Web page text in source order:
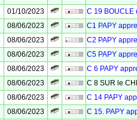
01/10/2023
C 19 BOUCLE
08/06/2023
C1 PAPY
08/06/2023
C2 PAPY
08/06/2023
C5 PAPY
08/06/2023
C 6 PAPY
08/06/2023
C 8 SUR le
08/06/2023
C 14 PAPY
08/06/2023
C 15. PAPY